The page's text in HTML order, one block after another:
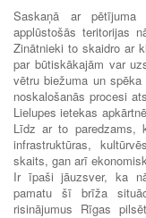
Saskaņā ar pētījuma
applūstošās teritorijas
Zinātnieki to skaidro ar
par būtiskākajām var
vētru biežuma un
noskalošanās procesi
Lielupes ietekas
Līdz ar to paredzams,
infrastruktūras,
skaits, gan arī
Ir īpaši jāuzsver, ka
pamatu šī brīža
risinājumus Rīgas